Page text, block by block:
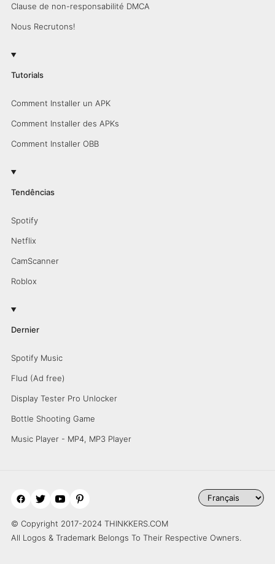
Clause de non-responsabilité DMCA
Nous Recrutons!
Tutorials
Comment Installer un APK
Comment Installer des APKs
Comment Installer OBB
Tendências
Spotify
Netflix
CamScanner
Roblox
Dernier
Spotify Music
Flud (Ad free)
Display Tester Pro Unlocker
Bottle Shooting Game
Music Player - MP4, MP3 Player
© Copyright 2017-2024 THINKKERS.COM
All Logos & Trademark Belongs To Their Respective Owners.